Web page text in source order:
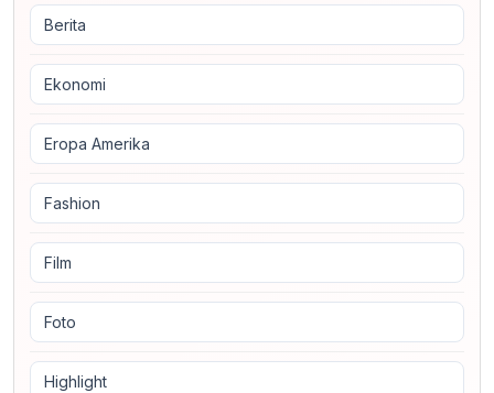
Berita
Ekonomi
Eropa Amerika
Fashion
Film
Foto
Highlight